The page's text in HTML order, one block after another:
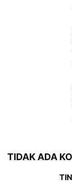
TIDAK ADA